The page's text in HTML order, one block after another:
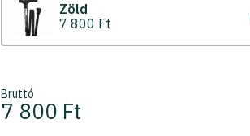
Zöld
7 800 Ft
Bruttó
7 800 Ft